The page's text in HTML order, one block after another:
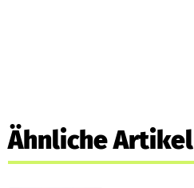
Ähnliche Artikel